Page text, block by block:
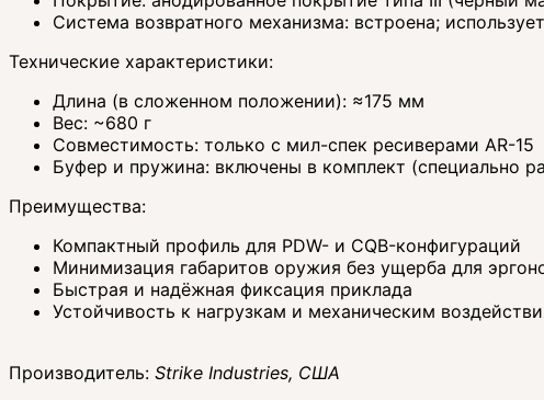
Система возвратного механизма: встроена;
Технические характеристики:
Длина (в сложенном положении): ≈175 мм
Вес: ~680 г
Совместимость: только с мил-спек ресиверами AR-15
Буфер и пружина: включены в комплект (специально
Преимущества:
Компактный профиль для PDW- и CQB-конфигураций
Минимизация габаритов оружия без ущерба для
Быстрая и надёжная фиксация приклада
Устойчивость к нагрузкам и механическим
Производитель: Strike Industries, США